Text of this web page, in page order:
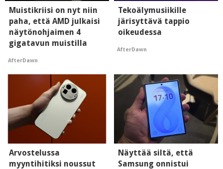
Muistikriisi on nyt niin
paha, että AMD julkaisi
näytönohjaimen 4
gigatavun muistilla
AfterDawn
Tekoälymusiikille
järisyttävä tappio
oikeudessa
AfterDawn
Arvostelussa
myyntihitiksi noussut
Näyttää siltä, että
Samsung onnistui